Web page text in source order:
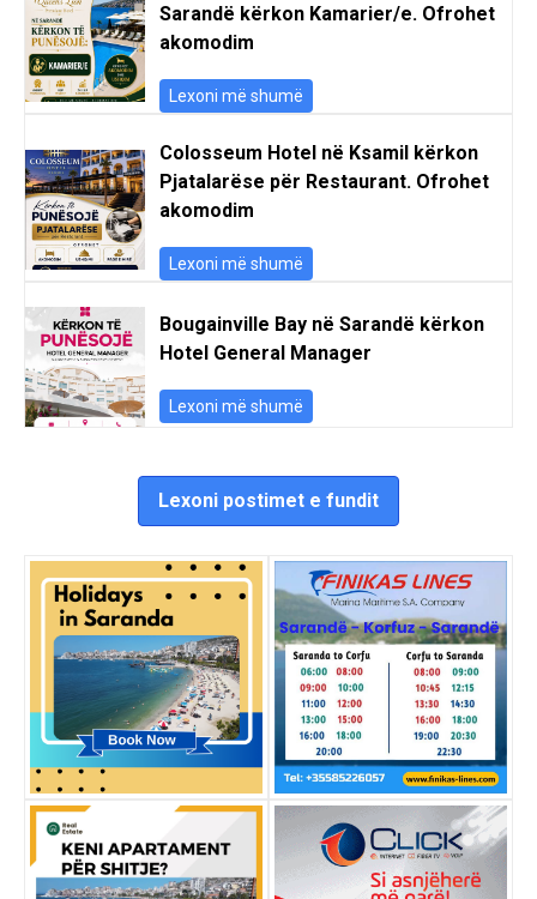
Sarandë kërkon Kamarier/e. Ofrohet
akomodim
Lexoni më shumë
Colosseum Hotel në Ksamil kërkon
Pjatalarëse për Restaurant. Ofrohet
akomodim
Lexoni më shumë
Bougainville Bay në Sarandë kërkon
Hotel General Manager
Lexoni më shumë
Lexoni postimet e fundit